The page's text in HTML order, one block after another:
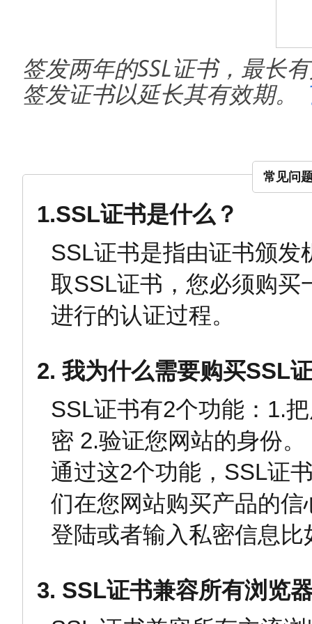
签发两年的SSL证书，最长
签发证书以延长其有效期。
常见问
1.SSL证书是什么？
SSL证书是指由证书颁
取SSL证书，您必须购买
进行的认证过程。
2. 我为什么需要购买SSL
SSL证书有2个功能：1.
密 2.验证您网站的身份。
通过这2个功能，SSL证
们在您网站购买产品的
登陆或者输入私密信息
3. SSL证书兼容所有浏览